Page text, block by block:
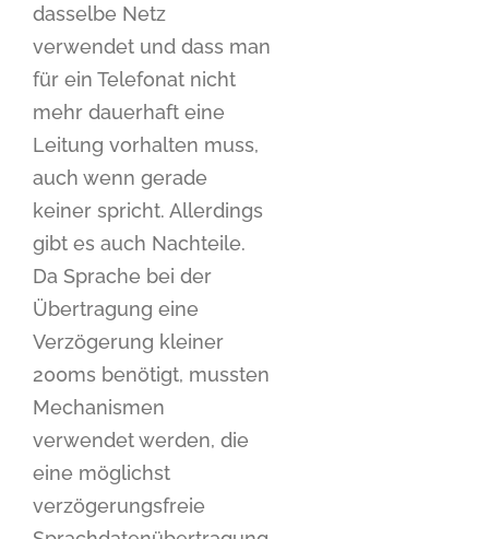
dasselbe Netz
verwendet und dass man
für ein Telefonat nicht
mehr dauerhaft eine
Leitung vorhalten muss,
auch wenn gerade
keiner spricht. Allerdings
gibt es auch Nachteile.
Da Sprache bei der
Übertragung eine
Verzögerung kleiner
200ms benötigt, mussten
Mechanismen
verwendet werden, die
eine möglichst
verzögerungsfreie